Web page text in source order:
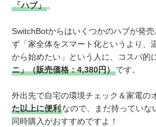
「ハブ」。
SwitchBotからはいくつかのハブが発
ず「家全体をスマート化というより、
から始めたい」という人に、コスパ的
ニ」（販売価格：4,380円）です。
外出先で自宅の環境チェック＆家電の
た以上に便利なので、まだ持っていな
同時購入がおすすめですよ！